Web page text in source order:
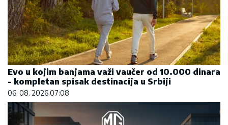
Evo u kojim banjama važi vaučer od 10.000 dinara
- kompletan spisak destinacija u Srbiji
06. 08. 2026 07:08